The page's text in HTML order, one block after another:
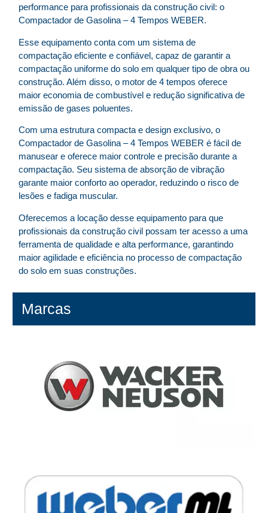
performance para profissionais da construção civil: o
Compactador de Gasolina – 4 Tempos WEBER.
Esse equipamento conta com um sistema de
compactação eficiente e confiável, capaz de garantir a
compactação uniforme do solo em qualquer tipo de obra ou
construção. Além disso, o motor de 4 tempos oferece
maior economia de combustível e redução significativa de
emissão de gases poluentes.
Com uma estrutura compacta e design exclusivo, o
Compactador de Gasolina – 4 Tempos WEBER é fácil de
manusear e oferece maior controle e precisão durante a
compactação. Seu sistema de absorção de vibração
garante maior conforto ao operador, reduzindo o risco de
lesões e fadiga muscular.
Oferecemos a locação desse equipamento para que
profissionais da construção civil possam ter acesso a uma
ferramenta de qualidade e alta performance, garantindo
maior agilidade e eficiência no processo de compactação
do solo em suas construções.
Marcas